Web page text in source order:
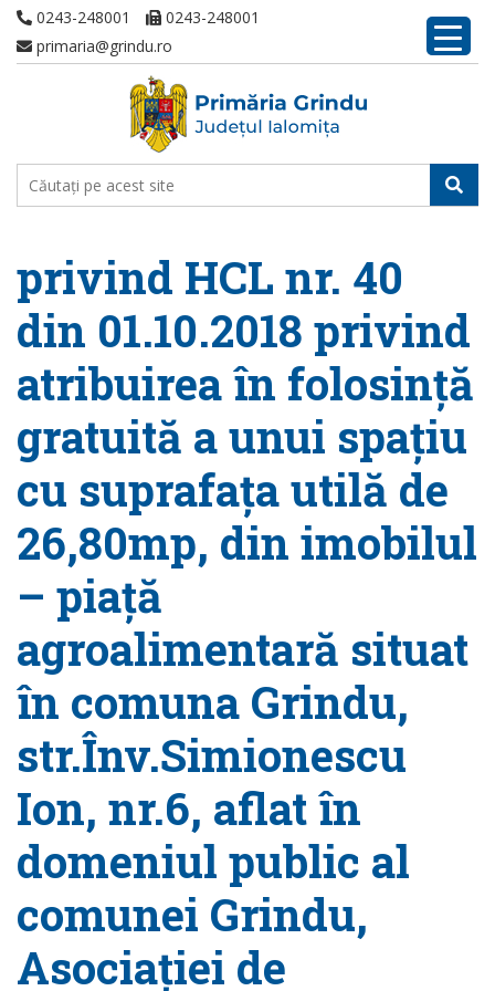
0243-248001
0243-248001
primaria@grindu.ro
privind HCL nr. 40
din 01.10.2018 privind
atribuirea în folosință
gratuită a unui spațiu
cu suprafața utilă de
26,80mp, din imobilul
– piață
agroalimentară situat
în comuna Grindu,
str.Înv.Simionescu
Ion, nr.6, aflat în
domeniul public al
comunei Grindu,
Asociației de